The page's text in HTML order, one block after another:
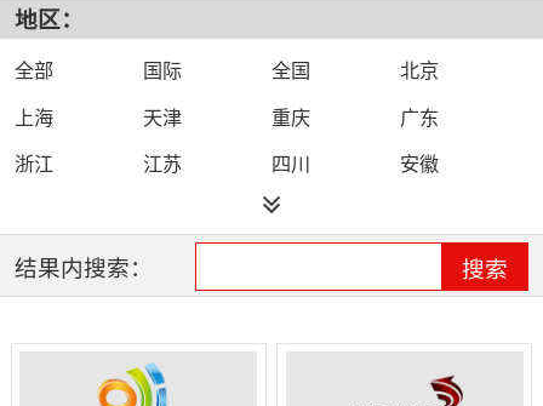
外语
农村
戏曲 娱乐
城市
健康
生活
地区：
全部 国际 全国
北京
上海
天津 重庆
广东
浙江
江苏 四川
安徽
河北
黑龙江
江西
辽宁 山东
山西
陕西
云南 新疆
青海
内蒙古
广西
结果内搜索： 搜索